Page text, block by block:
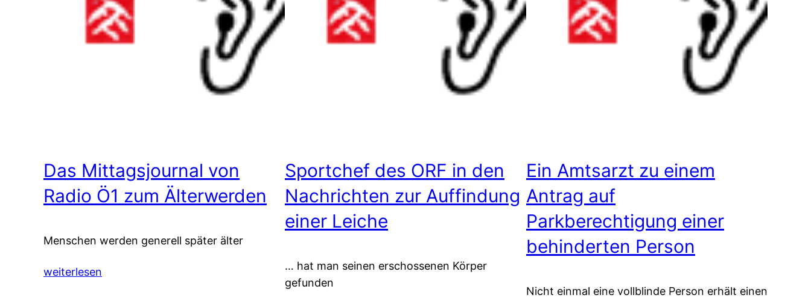
Das Mittagsjournal von
Radio Ö1 zum Älterwerden
Menschen werden generell später älter
weiterlesen
Sportchef des ORF in den
Nachrichten zur Auffindung
einer Leiche
… hat man seinen erschossenen Körper
gefunden
Ein Amtsarzt zu einem
Antrag auf
Parkberechtigung einer
behinderten Person
Nicht einmal eine vollblinde Person erhält einen